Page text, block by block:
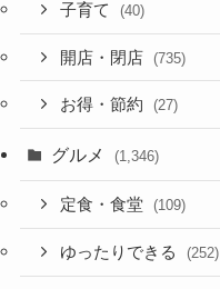
子育て (40)
開店・閉店 (735)
お得・節約 (27)
グルメ (1,346)
定食・食堂 (109)
ゆったりできる (252)